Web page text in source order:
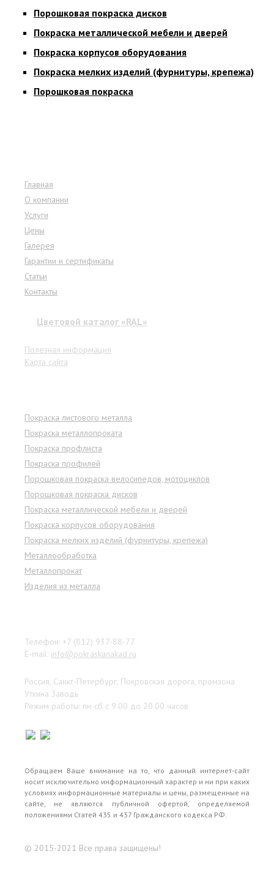
Порошковая покраска дисков
Покраска металлической мебели и дверей
Покраска корпусов оборудования
Покраска мелких изделий (фурнитуры, крепежа)
Порошковая покраска
Главная
О компании
Услуги
Цены
Галерея
Гарантии и сертификаты
Статьи
Контакты
Цветовой каталог «RAL»
Полезная информация
Карта сайта
Покраска листового металла
Покраска металлопроката
Покраска профлиста
Покраска профилей
Порошковая покраска велосипедов, мотоциклов
Порошковая покраска дисков
Покраска металлической мебели и дверей
Покраска корпусов оборудования
Покраска мелких изделий (фурнитуры, крепежа)
Металлообработка
Металлопрокат
Изделия из металла
Телефон: +7 (812) 937-88-77
E-mail: info@pokraskanakad.ru
Россия, Санкт-Петербург, Покровская дорога, промзона
Уткина Заводь
Режим работы: пн-сб с 9.00 до 20.00 часов
Обращаем Ваше внимание на то, что данный интернет-сайт
носит исключительно информационный характер и ни при каких
условиях информационные материалы и цены, размещенные на
сайте, не являются публичной офертой, определяемой
положениями Статей 435 и 437 Гражданского кодекса РФ.
© 2015-2021 Все права защищены!